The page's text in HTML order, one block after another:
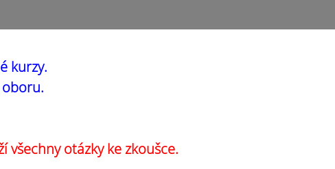
kurzy.
všechny otázky ke zkoušce.